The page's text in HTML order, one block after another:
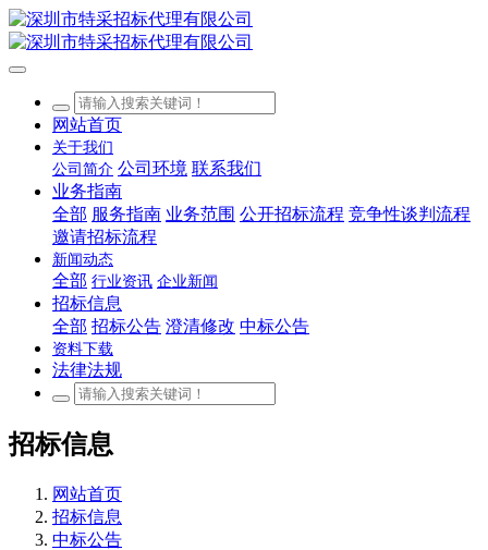
网站首页
关于我们
公司简介 公司环境 联系我们
业务指南
全部 服务指南 业务范围 公开招标流程 竞争性谈判流程
邀请招标流程
新闻动态
全部 行业资讯 企业新闻
招标信息
全部 招标公告 澄清修改 中标公告
资料下载
法律法规
招标信息
网站首页
招标信息
中标公告